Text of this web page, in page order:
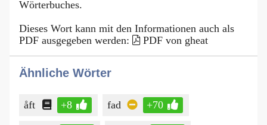
Wörterbuches.
Dieses Wort kann mit den Informationen auch als
PDF ausgegeben werden:
PDF von gheat
Ähnliche Wörter
åft +8 fad +70